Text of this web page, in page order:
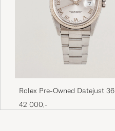
Rolex Pre-Owned Datejust 36
16234
42 000,-